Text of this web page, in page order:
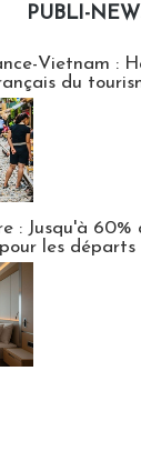
PUBLI-
Vietnam :
du
: Jusqu'à
les